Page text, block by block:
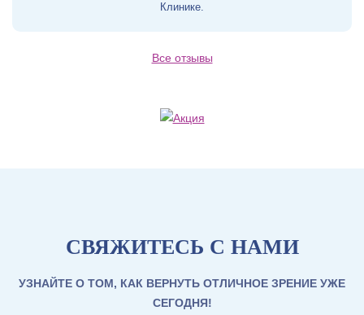
Клинике.
Все отзывы
СВЯЖИТЕСЬ С НАМИ
УЗНАЙТЕ О ТОМ, КАК ВЕРНУТЬ ОТЛИЧНОЕ ЗРЕНИЕ УЖЕ
СЕГОДНЯ!